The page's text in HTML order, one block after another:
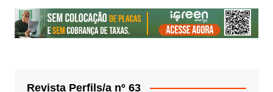
Revista Perfils/a nº 63